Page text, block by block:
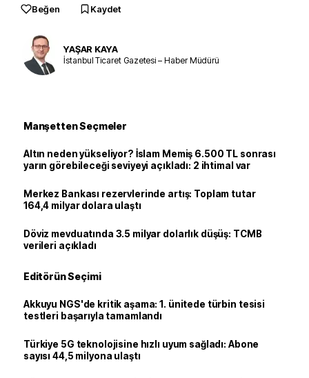
Beğen Kaydet
YAŞAR KAYA
İstanbul Ticaret Gazetesi – Haber Müdürü
Manşetten Seçmeler
Altın neden yükseliyor? İslam Memiş 6.500 TL sonrası
yarın görebileceği seviyeyi açıkladı: 2 ihtimal var
Merkez Bankası rezervlerinde artış: Toplam tutar
164,4 milyar dolara ulaştı
Döviz mevduatında 3.5 milyar dolarlık düşüş: TCMB
verileri açıkladı
Editörün Seçimi
Akkuyu NGS'de kritik aşama: 1. ünitede türbin tesisi
testleri başarıyla tamamlandı
Türkiye 5G teknolojisine hızlı uyum sağladı: Abone
sayısı 44,5 milyona ulaştı